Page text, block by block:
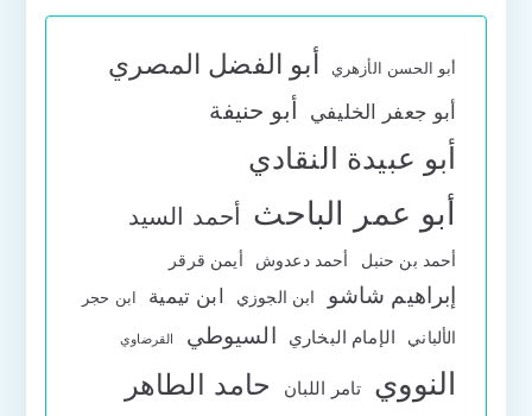
أبو الحسن الأزهري أبو الفضل المصري
أبو جعفر الخليفي أبو حنيفة
أبو عبيدة النقادي
أبو عمر الباحث أحمد السيد
أحمد بن حنبل أحمد دعدوش أيمن قرقر
إبراهيم شاشو ابن الجوزي ابن تيمية ابن حجر
الألباني الإمام البخاري السيوطي القرضاوي
النووي تامر اللبان حامد الطاهر